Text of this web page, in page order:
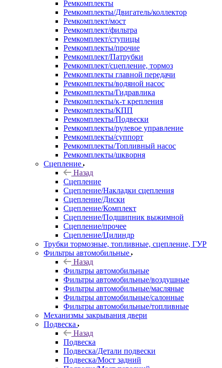
Ремкомплекты
Ремкомплекты/Двигатель/коллектор
Ремкомплект/мост
Ремкомплект/фильтра
Ремкомплект/ступицы
Ремкомплекты/прочие
Ремкомплект/Патрубки
Ремкомплект/сцепление, тормоз
Ремкомплекты главной передачи
Ремкомплекты/водяной насос
Ремкомплекты/Гидравлика
Ремкомплекты/к-т крепления
Ремкомплекты/КПП
Ремкомплекты/Подвески
Ремкомплекты/рулевое управление
Ремкомплекты/суппорт
Ремкомплекты/Топливный насос
Ремкомплекты/шкворня
Сцепление
Назад
Сцепление
Сцепление/Накладки сцепления
Сцепление/Диски
Сцепление/Комплект
Сцепление/Подшипник выжимной
Сцепление/прочее
Сцепление/Цилиндр
Трубки тормозные, топливные, сцепление, ГУР
Фильтры автомобильные
Назад
Фильтры автомобильные
Фильтры автомобильные/воздушные
Фильтры автомобильные/масляные
Фильтры автомобильные/салонные
Фильтры автомобильные/топливные
Механизмы закрывания двери
Подвеска
Назад
Подвеска
Подвеска/Детали подвески
Подвеска/Мост задний